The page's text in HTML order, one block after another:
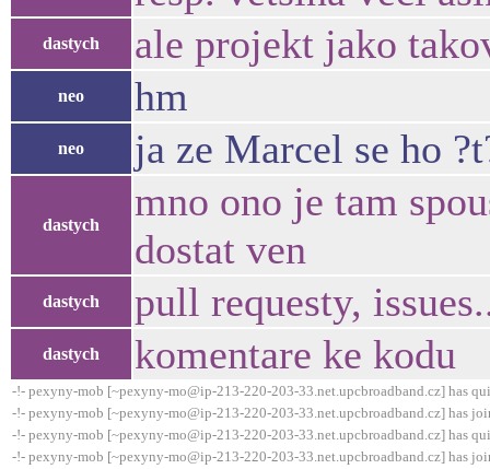
dastych ale projekt jako
neo hm
neo ja ze Marcel se ho
dastych
mno ono je tam
dostat ven
dastych pull requesty,
dastych komentare ke kodu
-!- pexyny-mob [~pexyny-mo@ip-213-220-203-33.net.upcbroadband.cz] has
-!- pexyny-mob [~pexyny-mo@ip-213-220-203-33.net.upcbroadband.cz] has
-!- pexyny-mob [~pexyny-mo@ip-213-220-203-33.net.upcbroadband.cz] has
-!- pexyny-mob [~pexyny-mo@ip-213-220-203-33.net.upcbroadband.cz] has